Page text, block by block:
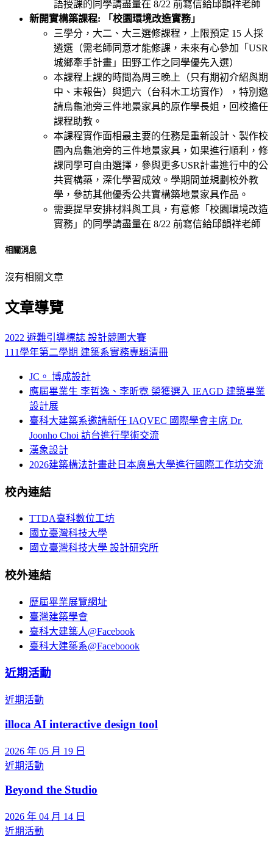
語授課的同學請盡量在 8/22 前寫信給邱韻祥老師
新開實構築課程: 「校園環境改造實務」
三學分，大二、大三選修課程，上限預定 15 人採
遴選（需老師同意才能修課，未來有心參加「USR
城鄉牽手計畫」田野工作之同學優先入選）
本課程上課的時間為周三晚上（只有期初介紹與期
中、末報告）與週六（台科木工坊實作），特別邀
請烏龜池旁三件地景家具的原作學長姐，回校擔任
課程助教。
本課程實作面相最主要的任務是重新設計、製作校
園內烏龜池旁的三件地景家具，如果進行順利，修
課同學可自由選擇，參與更多USR計畫進行中的公
共實構築，深化學習成效。學期間並規劃校外教
學，參訪其他優秀公共實構築地景家具作品。
需要提早安排材料與工具，有意修「校園環境改造
實務」的同學請盡量在 8/22 前寫信給邱韻祥老師
相關消息
沒有相關文章
文章導覽
2022 避難引導標誌 設計競圖大賽
111學年第二學期 建築系實務專題清冊
JC。 博成設計
應屆畢業生 李哲逸、李昕霓 榮獲選入 IEAGD 建築畢業
設計展
臺科大建築系邀請新任 IAQVEC 國際學會主席 Dr.
Joonho Choi 訪台進行學術交流
漢象設計
2026建築構法計畫赴日本廣島大學進行國際工作坊交流
校內連結
TTDA臺科數位工坊
國立臺灣科技大學
國立臺灣科技大學 設計研究所
校外連結
歷屆畢業展覽網址
臺灣建築學會
臺科大建築人@Facebook
臺科大建築系@Faceboook
近期活動
近期活動
illoca AI interactive design tool
2026 年 05 月 19 日
近期活動
Beyond the Studio
2026 年 04 月 14 日
近期活動